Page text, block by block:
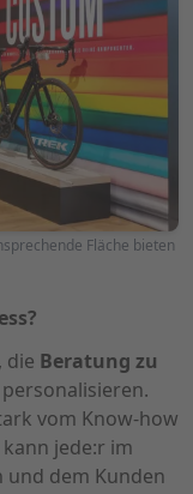
Fläche bieten
die Beratung zu
vom Know-how
jede:r im
und dem Kunden